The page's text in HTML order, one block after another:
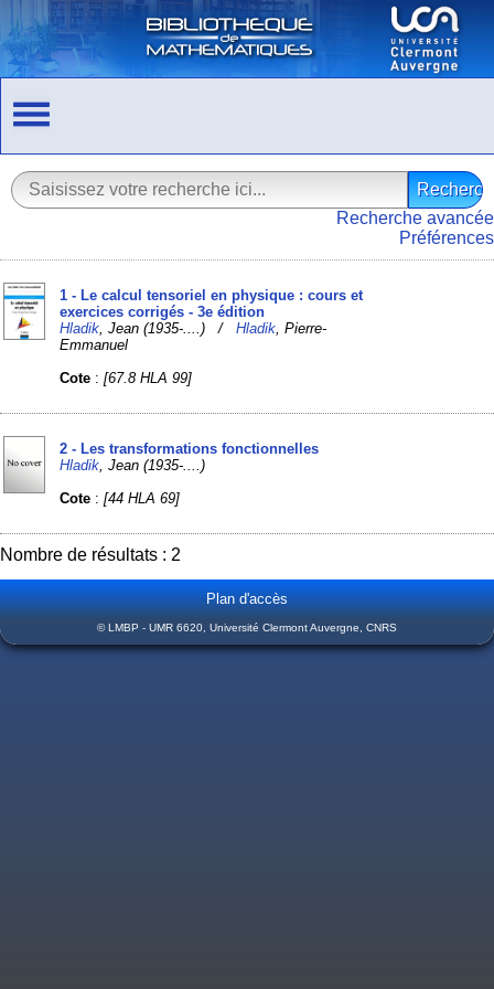
Recherche avancée
Préférences
1 - Le calcul tensoriel en physique : cours et
exercices corrigés - 3e édition
Hladik , Jean (1935-....) /Hladik , Pierre-
Emmanuel
Cote :[67.8 HLA 99]
2 - Les transformations fonctionnelles
Hladik , Jean (1935-....)
Cote :[44 HLA 69]
Nombre de résultats : 2
Plan d'accès
© LMBP - UMR 6620, Université Clermont Auvergne, CNRS